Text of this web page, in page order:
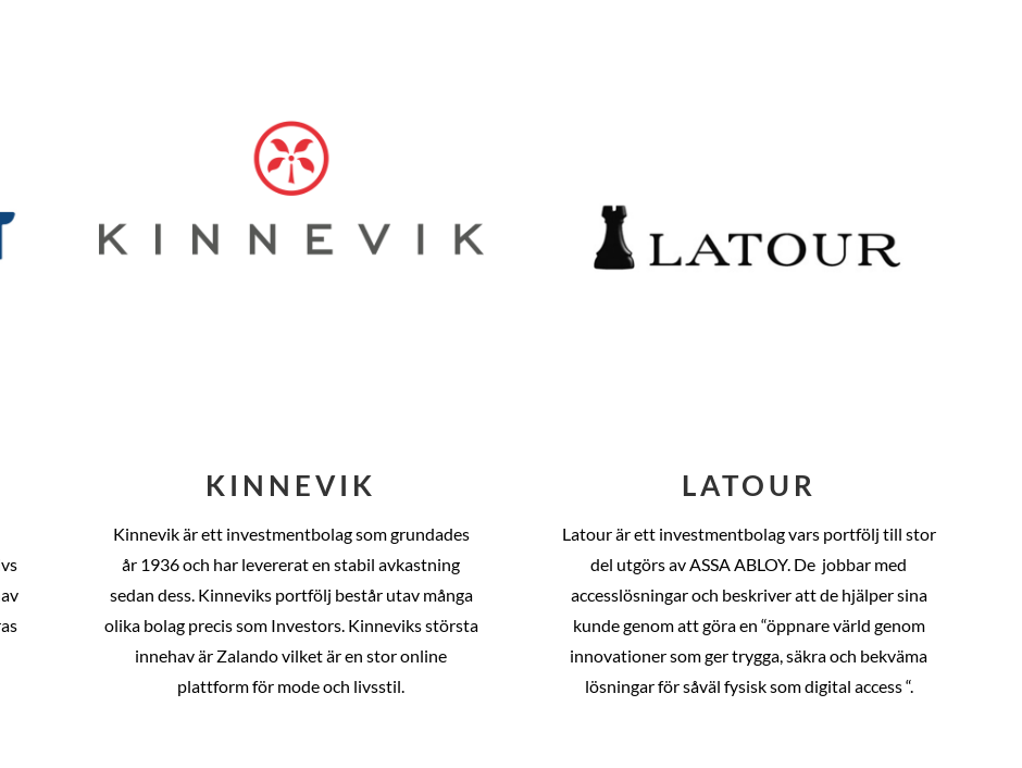
KINNEVIK
Kinnevik är ett investmentbolag som grundades
år 1936 och har levererat en stabil avkastning
sedan dess. Kinneviks portfölj består utav många
olika bolag precis som Investors. Kinneviks största
innehav är Zalando vilket är en stor online
plattform för mode och livsstil.
LATOUR
Latour är ett investmentbolag vars portfölj till stor
del utgörs av ASSA ABLOY. De jobbar med
accesslösningar och beskriver att de hjälper sina
kunde genom att göra en “öppnare värld genom
innovationer som ger trygga, säkra och bekväma
lösningar för såväl fysisk som digital access “.